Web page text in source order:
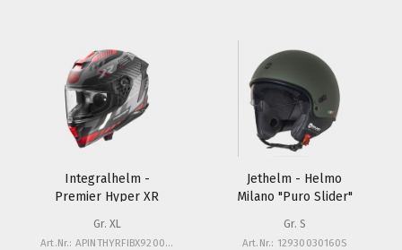
Integralhelm -
Premier Hyper XR
Gr. XL
Art.Nr.: APINTHYRFIBX92000XL
Jethelm - Helmo
Milano "Puro Slider"
Gr. S
Art.Nr.: 12930030160S